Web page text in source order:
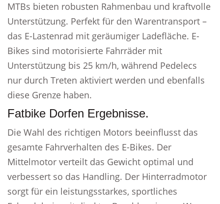
MTBs bieten robusten Rahmenbau und kraftvolle
Unterstützung. Perfekt für den Warentransport –
das E-Lastenrad mit geräumiger Ladefläche. E-
Bikes sind motorisierte Fahrräder mit
Unterstützung bis 25 km/h, während Pedelecs
nur durch Treten aktiviert werden und ebenfalls
diese Grenze haben.
Fatbike Dorfen Ergebnisse.
Die Wahl des richtigen Motors beeinflusst das
gesamte Fahrverhalten des E-Bikes. Der
Mittelmotor verteilt das Gewicht optimal und
verbessert so das Handling. Der Hinterradmotor
sorgt für ein leistungsstarkes, sportliches